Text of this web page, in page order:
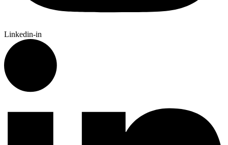
Linkedin-in